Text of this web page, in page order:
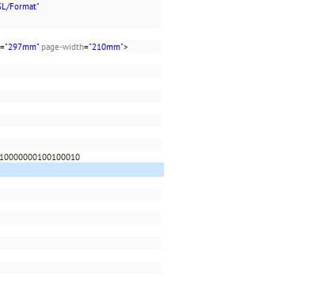
Format"
="297mm" page-width="210mm">